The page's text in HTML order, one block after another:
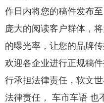
作日内将您的稿件发布
庞大的阅读客户群体，
的曝光率，让您的品牌传
欢迎各企业进行正规稿
行承担法律责任，软文
法律责任， 车市车语 也